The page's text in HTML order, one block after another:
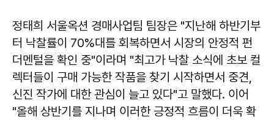
정태희 서울옥션 경매사업팀 팀장은 "지난해 하반기부
터 낙찰률이 70%대를 회복하면서 시장의 안정적 펀
더멘털을 확인 중"이라며 "최고가 낙찰 소식에 초보 컬
렉터들이 구매 가능한 작품을 찾기 시작하면서 중견,
신진 작가에 대한 관심이 늘고 있다"고 말했다. 이어
"올해 상반기를 지나며 이러한 긍정적 흐름이 더욱 확